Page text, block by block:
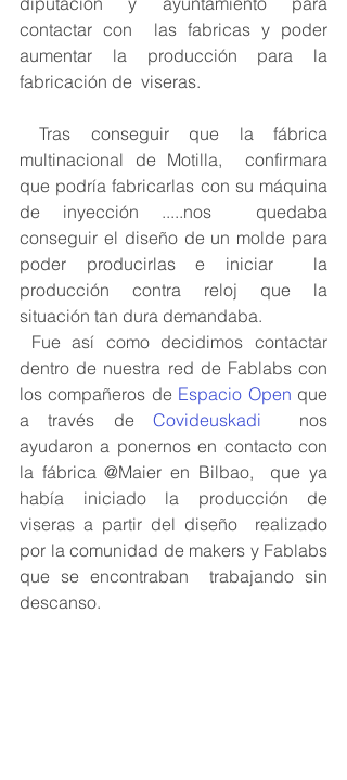
contactar con  las fabricas y poder
aumentar la producción para la
fabricación de  viseras.
Tras conseguir que la fábrica
multinacional de Motilla,  confirmara
que podría fabricarlas con su máquina
de inyección .....nos  quedaba
conseguir el diseño de un molde para
poder producirlas e iniciar  la
producción contra reloj que la
situación tan dura demandaba.
dentro de nuestra red de Fablabs con
los compañeros de Espacio Open que
a través de Covideuskadi
  nos
ayudaron a ponernos en contacto con
la fábrica @Maier en Bilbao,  que ya
había iniciado la producción de
viseras a partir del diseño  realizado
por la comunidad de makers y Fablabs
que se encontraban  trabajando sin
descanso.